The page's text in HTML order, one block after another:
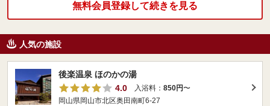
無料会員登録して続きを見る
人気の施設
後楽温泉 ほのかの湯
4.0
入浴料： 850円〜
岡山県岡山市北区奥田南町6-27